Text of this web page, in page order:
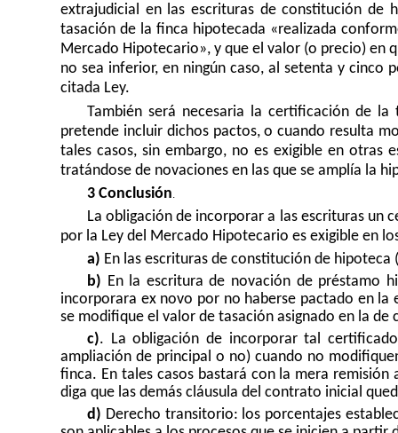
extrajudicial en las escrituras de constitución de
tasación de la finca hipotecada «realizada
Mercado Hipotecario», y que el valor (o precio) en
no sea inferior, en ningún caso, al setenta y cinco
citada Ley.
También será necesaria la certificación de
pretende incluir dichos pactos, o cuando resulta
tales casos, sin embargo, no es exigible en otras
tratándose de novaciones en las que se amplía la
3 Conclusión.
La obligación de incorporar a las escrituras un
por la Ley del Mercado Hipotecario es exigible en
a) En las escrituras de constitución de
b) En la escritura de novación de préstamo
incorporara ex novo por no haberse pactado en
se modifique el valor de tasación asignado en la de
c). La obligación de incorporar tal
ampliación de principal o no) cuando no
finca. En tales casos bastará con la mera
diga que las demás cláusula del contrato inicial
d) Derecho transitorio: los porcentajes